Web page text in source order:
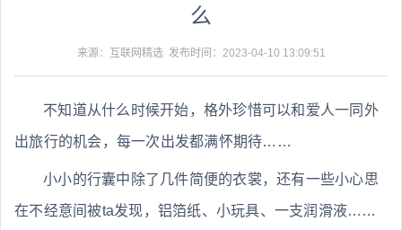
么
来源：互联网精选 发布时间： 2023-04-10 13:09:51
不知道从什么时候开始，格外珍惜可以和爱人一同外
出旅行的机会，每一次出发都满怀期待……
小小的行囊中除了几件简便的衣裳，还有一些小心思
在不经意间被ta发现，铝箔纸、小玩具、一支润滑液……